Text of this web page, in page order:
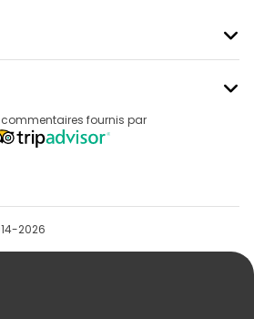
commentaires fournis par
2026